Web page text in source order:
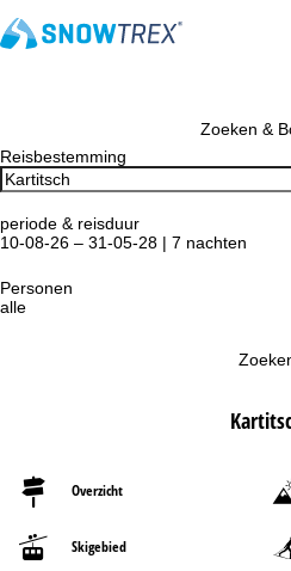
Zoeken &
Reisbestemming
periode & reisduur
10-08-26 – 31-05-28 | 7 nachten
Personen
alle
Overzicht
Skigebied